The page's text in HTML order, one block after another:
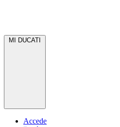
MI DUCATI
Accede